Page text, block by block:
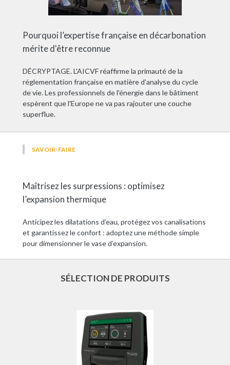
Pourquoi l’expertise française en décarbonation
mérite d'être reconnue
DÉCRYPTAGE. L'AICVF réaffirme la primauté de la
réglementation française en matière d'analyse du cycle
de vie. Les professionnels de l'énergie dans le bâtiment
espèrent que l'Europe ne va pas rajouter une couche
superflue.
SAVOIR-FAIRE
Maîtrisez les surpressions : optimisez
l’expansion thermique
Anticipez les dilatations d’eau, protégez vos canalisations
et garantissez le confort : adoptez une méthode simple
pour dimensionner le vase d’expansion.
SÉLECTION DE PRODUITS